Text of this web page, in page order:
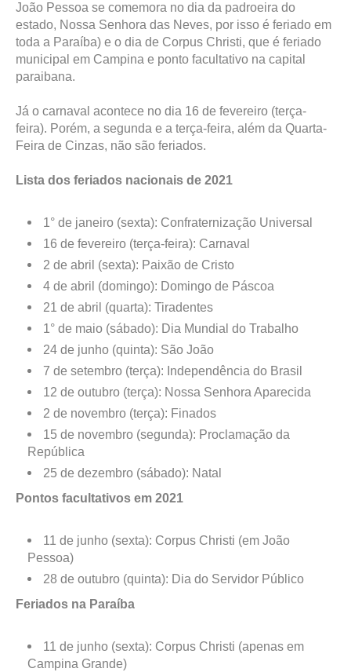
João Pessoa se comemora no dia da padroeira do
estado, Nossa Senhora das Neves, por isso é feriado em
toda a Paraíba) e o dia de Corpus Christi, que é feriado
municipal em Campina e ponto facultativo na capital
paraibana.
Já o carnaval acontece no dia 16 de fevereiro (terça-
feira). Porém, a segunda e a terça-feira, além da Quarta-
Feira de Cinzas, não são feriados.
Lista dos feriados nacionais de 2021
1° de janeiro (sexta): Confraternização Universal
16 de fevereiro (terça-feira): Carnaval
2 de abril (sexta): Paixão de Cristo
4 de abril (domingo): Domingo de Páscoa
21 de abril (quarta): Tiradentes
1° de maio (sábado): Dia Mundial do Trabalho
24 de junho (quinta): São João
7 de setembro (terça): Independência do Brasil
12 de outubro (terça): Nossa Senhora Aparecida
2 de novembro (terça): Finados
15 de novembro (segunda): Proclamação da
República
25 de dezembro (sábado): Natal
Pontos facultativos em 2021
11 de junho (sexta): Corpus Christi (em João
Pessoa)
28 de outubro (quinta): Dia do Servidor Público
Feriados na Paraíba
11 de junho (sexta): Corpus Christi (apenas em
Campina Grande)